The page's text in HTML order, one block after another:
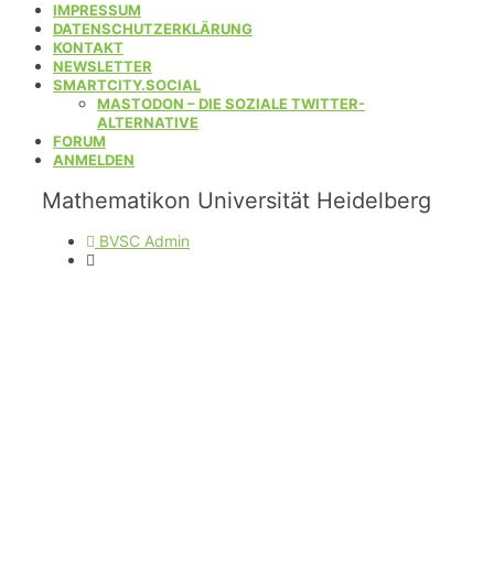
IMPRESSUM
DATENSCHUTZERKLÄRUNG
KONTAKT
NEWSLETTER
SMARTCITY.SOCIAL
MASTODON – DIE SOZIALE TWITTER-
ALTERNATIVE
FORUM
ANMELDEN
Mathematikon Universität Heidelberg
BVSC Admin